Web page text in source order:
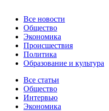
Новости
Все новости
Общество
Экономика
Происшествия
Политика
Образование и культура
Статьи
Все статьи
Общество
Интервью
Экономика